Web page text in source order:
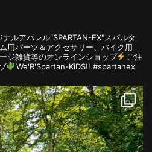
ナルアパレル"SPARTAN-EX"スパルタ
用パーツ＆アクセサリー、バイク用
ジ雑貨等のオンラインショップ
ご注
We'R'Spartan-KiDS!! #spartanex